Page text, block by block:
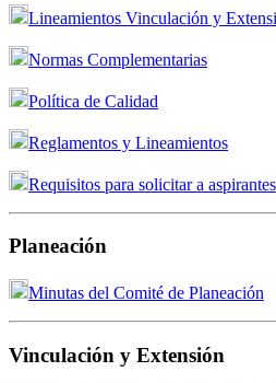
Lineamientos Vinculación y
Normas Complementarias
Política de Calidad
Reglamentos y Lineamientos
Requisitos para solicitar a
Planeación
Minutas del Comité de Planeación
Vinculación y Extensión